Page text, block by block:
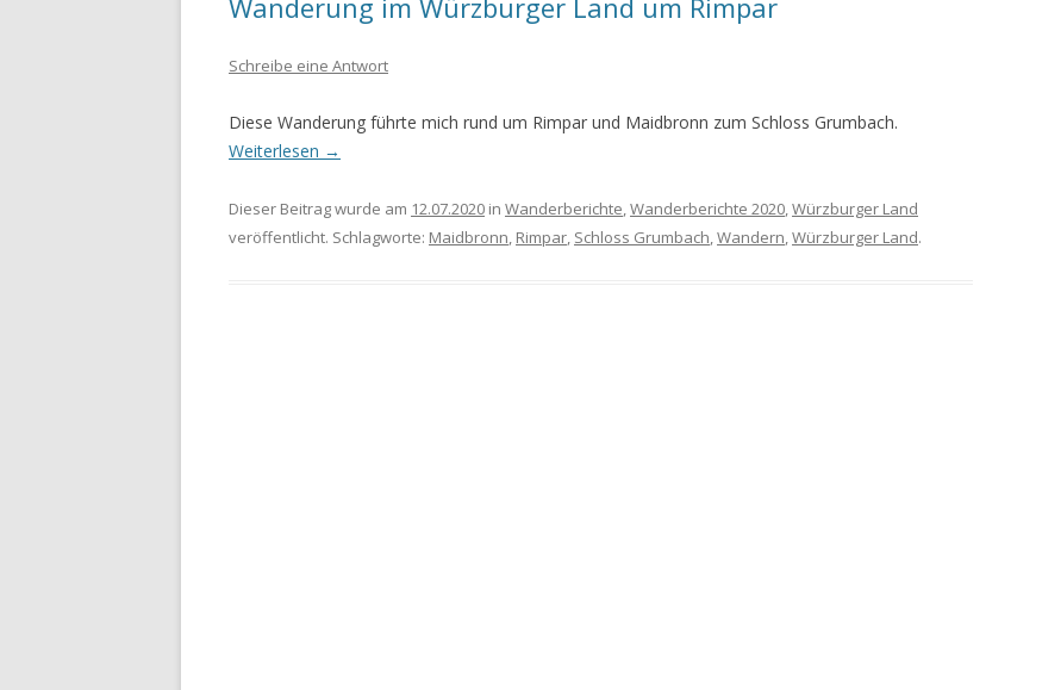
MEINE WANDERUNGEN 2021
KREUZBERG BIS HAMMELBURG
MAINTAL
Wanderung im Würzburger Land um Rimpar
Schreibe eine Antwort
Diese Wanderung führte mich rund um Rimpar und Maidbronn zum Schloss Grumbach.
Weiterlesen →
Dieser Beitrag wurde am 12.07.2020 in Wanderberichte,Wanderberichte 2020,Würzburger Land
veröffentlicht. Schlagworte: Maidbronn, Rimpar, Schloss Grumbach,Wandern,Würzburger Land.